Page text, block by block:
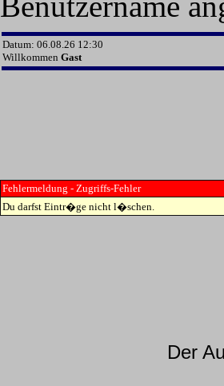
Datum: 06.08.26 12:30
Willkommen Gast
Fehlermeldung - Zugriffs-Fehler
Du darfst Eintr�ge nicht l�schen.
Der